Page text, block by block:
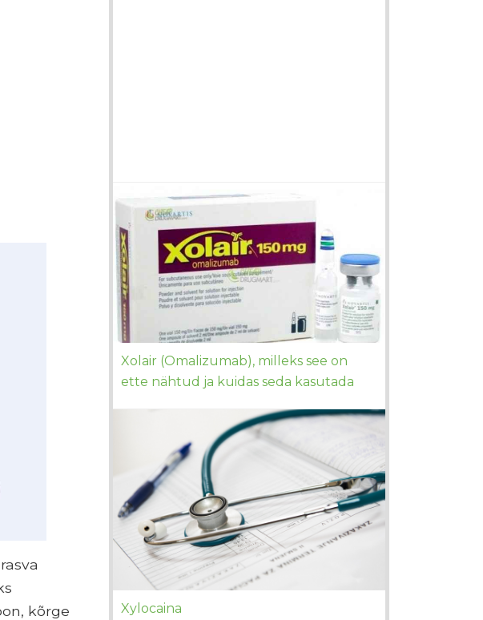
kõrge
Xolair (Omalizumab), milleks see on
ette nähtud ja kuidas seda kasutada
Xylocaina